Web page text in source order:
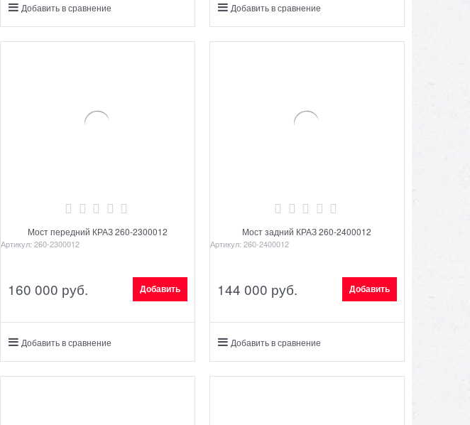
Добавить в сравнение Добавить в сравнение
Мост передний КРАЗ 260-2300012
Артикул: 260-2300012
160 000 руб. Добавить
Добавить в сравнение
Мост задний КРАЗ 260-2400012
Артикул: 260-2400012
144 000 руб. Добавить
Добавить в сравнение